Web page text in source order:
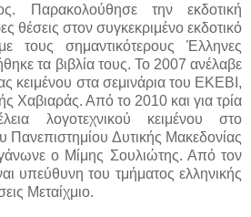
Παρακολούθησε την εκδοτική
θέσεις στον συγκεκριμένο εκδοτικό
τους σημαντικότερους Έλληνες
τα βιβλία τους. Το 2007 ανέλαβε
κειμένου στα σεμινάρια του ΕΚΕΒΙ,
Χαβιαράς. Από το 2010 και για τρία
λογοτεχνικού κειμένου στο
Πανεπιστημίου Δυτικής Μακεδονίας
ο Μίμης Σουλιώτης. Από τον
υπεύθυνη του τμήματος ελληνικής
Μεταίχμιο.